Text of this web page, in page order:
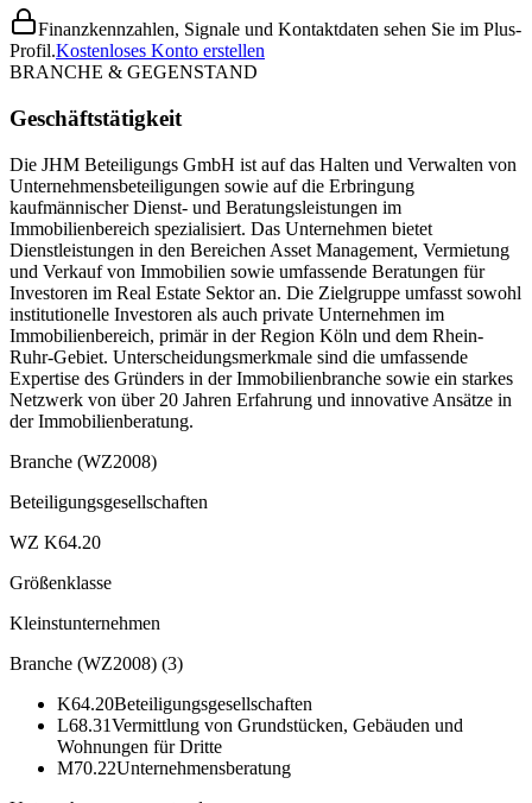
Finanzkennzahlen, Signale und Kontaktdaten sehen Sie im Plus-
Profil.Kostenloses Konto erstellen
BRANCHE & GEGENSTAND
Geschäftstätigkeit
Die JHM Beteiligungs GmbH ist auf das Halten und Verwalten von
Unternehmensbeteiligungen sowie auf die Erbringung
kaufmännischer Dienst- und Beratungsleistungen im
Immobilienbereich spezialisiert. Das Unternehmen bietet
Dienstleistungen in den Bereichen Asset Management, Vermietung
und Verkauf von Immobilien sowie umfassende Beratungen für
Investoren im Real Estate Sektor an. Die Zielgruppe umfasst sowohl
institutionelle Investoren als auch private Unternehmen im
Immobilienbereich, primär in der Region Köln und dem Rhein-
Ruhr-Gebiet. Unterscheidungsmerkmale sind die umfassende
Expertise des Gründers in der Immobilienbranche sowie ein starkes
Netzwerk von über 20 Jahren Erfahrung und innovative Ansätze in
der Immobilienberatung.
Branche (WZ2008)
Beteiligungsgesellschaften
WZ K64.20
Größenklasse
Kleinstunternehmen
Branche (WZ2008) (3)
K64.20Beteiligungsgesellschaften
L68.31Vermittlung von Grundstücken, Gebäuden und
Wohnungen für Dritte
M70.22Unternehmensberatung